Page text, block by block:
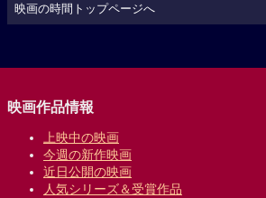
映画の時間トップページへ
映画作品情報
上映中の映画
今週の新作映画
近日公開の映画
人気シリーズ＆受賞作品